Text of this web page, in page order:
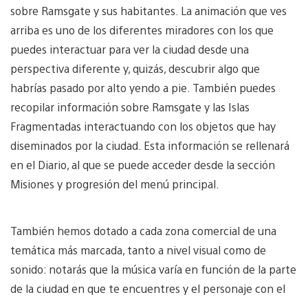
sobre Ramsgate y sus habitantes. La animación que ves
arriba es uno de los diferentes miradores con los que
puedes interactuar para ver la ciudad desde una
perspectiva diferente y, quizás, descubrir algo que
habrías pasado por alto yendo a pie. También puedes
recopilar información sobre Ramsgate y las Islas
Fragmentadas interactuando con los objetos que hay
diseminados por la ciudad. Esta información se rellenará
en el Diario, al que se puede acceder desde la sección
Misiones y progresión del menú principal.
También hemos dotado a cada zona comercial de una
temática más marcada, tanto a nivel visual como de
sonido: notarás que la música varía en función de la parte
de la ciudad en que te encuentres y el personaje con el